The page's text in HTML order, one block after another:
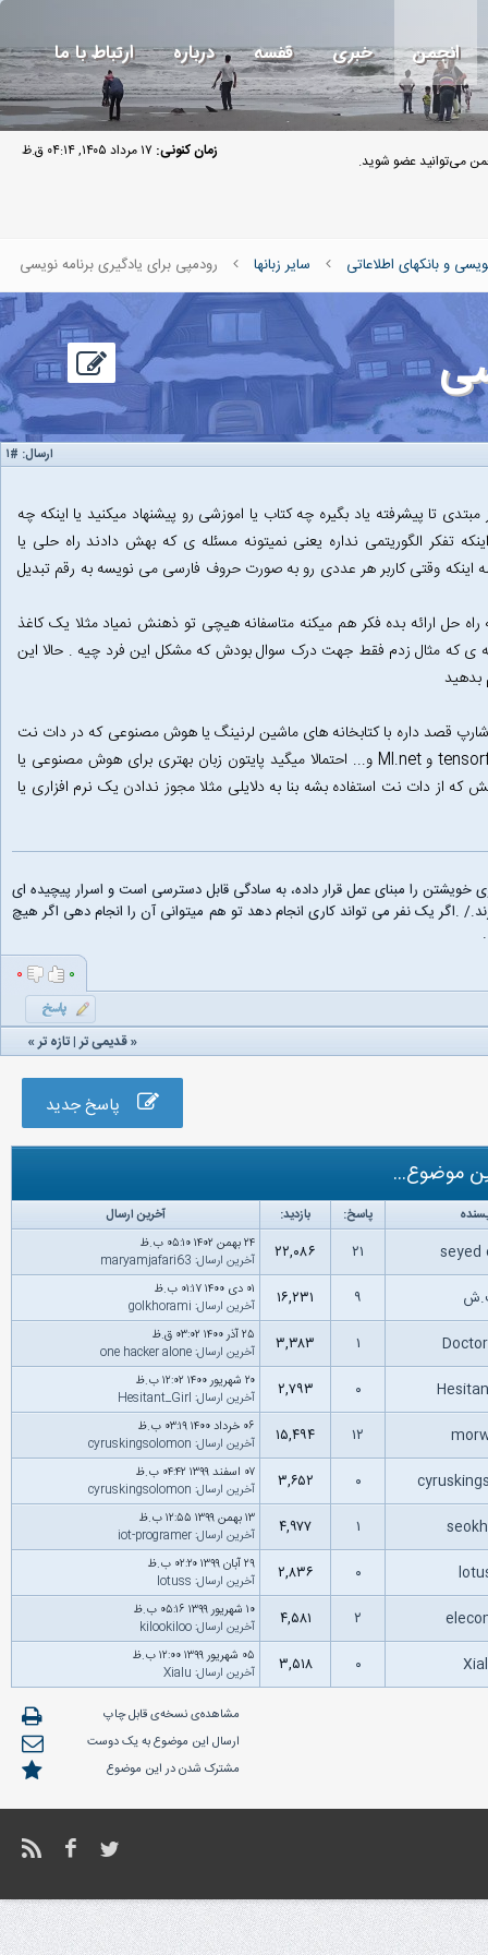
انجمن خبری قفسه درباره ارتباط با ما
زمان کنونی: ۱۷ مرداد ۱۴۰۵, ۰۴:۱۴ ق.ظ می‌توانید عضو شوید.
و بانکهای اطلاعاتی سایر زبانها رودمپی برای یادگیری برنامه نویسی
ارسال: #۱
تا پیشرفته یاد بگیره چه کتاب یا اموزشی رو پیشنهاد میکنید یا اینکه چه
تفکر الگوریتمی نداره یعنی نمیتونه مسئله ی که بهش دادند راه حلی یا
اینکه وقتی کاربر هر عددی رو به صورت حروف فارسی می نویسه به رقم تبدیل
حل ارائه بده فکر هم میکنه متاسفانه هیچی تو ذهنش نمیاد مثلا یک کاغذ
که مثال زدم فقط جهت درک سوال بودش که مشکل این فرد چیه . حالا این
قصد داره با کتابخانه های ماشین لرنینگ یا هوش مصنوعی که در دات نت
وجود داره کار کنه مثل tensorflowsharp , pytorch sharp و Ml.net و... احتمالا میگید پایتون زبان بهتری برای هوش مصنوعی یا
از دات نت استفاده بشه بنا به دلایلی مثلا مجوز ندادن یک نرم افزاری یا
را مبنای عمل قرار داده، به سادگی قابل دسترسی است و اسرار پیچیده ای
.اگر یک نفر می تواند کاری انجام دهد تو هم میتوانی آن را انجام دهی اگر هیچ
۰
۰
«قدیمی تر|تازه‌ تر»
پاسخ جدید
موضوع...
پاسخ: بازدید: آخرین ارسال
۲۱ ۲۲,۰۸۶
۲۴ بهمن ۱۴۰۲ ۰۵:۱۰ ب.ظ
آخرین ارسال:
maryamjafari63
۹ ۱۶,۲۳۱
۰۱ دى ۱۴۰۰ ۰۱:۱۷ ب.ظ
آخرین ارسال:
golkhorami
۳,۳۸۳
۲۵ آذر ۱۴۰۰ ۰۳:۰۲ ق.ظ
آخرین ارسال:
one hacker alone
۰ ۲,۷۹۳
۲۰ شهریور ۱۴۰۰ ۱۲:۰۲ ب.ظ
آخرین ارسال:
Hesitant_Girl
۱۲ ۱۵,۴۹۴
۰۶ خرداد ۱۴۰۰ ۰۳:۱۹ ب.ظ
آخرین ارسال:
cyruskingsolomon
۰ ۳,۶۵۲
۰۷ اسفند ۱۳۹۹ ۰۴:۴۲ ب.ظ
آخرین ارسال:
cyruskingsolomon
۴,۹۷۷
۱۳ بهمن ۱۳۹۹ ۱۲:۵۵ ب.ظ
آخرین ارسال:
iot-programer
۰ ۲,۸۳۶
۲۹ آبان ۱۳۹۹ ۰۲:۲۰ ب.ظ
آخرین ارسال:
lotuss
۲ ۴,۵۸۱
۱۰ شهریور ۱۳۹۹ ۰۵:۱۶ ب.ظ
آخرین ارسال:
kilookiloo
۰ ۳,۵۱۸
۰۵ شهریور ۱۳۹۹ ۱۲:۰۰ ب.ظ
آخرین ارسال:
Xialu
مشاهده‌ی نسخه‌ی قابل چاپ
ارسال این موضوع به یک دوست
مشترک شدن در این موضوع